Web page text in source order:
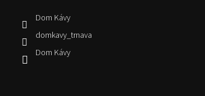
Dom Kávy
domkavy_trnava
Dom Kávy